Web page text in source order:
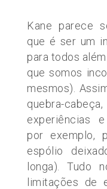
Kane parece
que é ser um
para todos
que somos
mesmos).
quebra-
experiências
por exemplo,
espólio
longa). Tudo
limitações de